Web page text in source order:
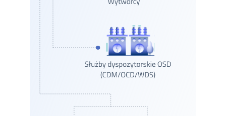
odpowiednio przystosowany sprzęt (m.in. samochody
eksploatacyjne), pracownicy ZES wykonują swoje zadania
z zachowaniem najwyższych standardów bezpieczeństwa.